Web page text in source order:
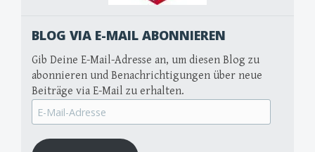
BLOG VIA E-MAIL ABONNIEREN
Gib Deine E-Mail-Adresse an, um diesen Blog zu
abonnieren und Benachrichtigungen über neue
Beiträge via E-Mail zu erhalten.
E-
Mail-
Adresse